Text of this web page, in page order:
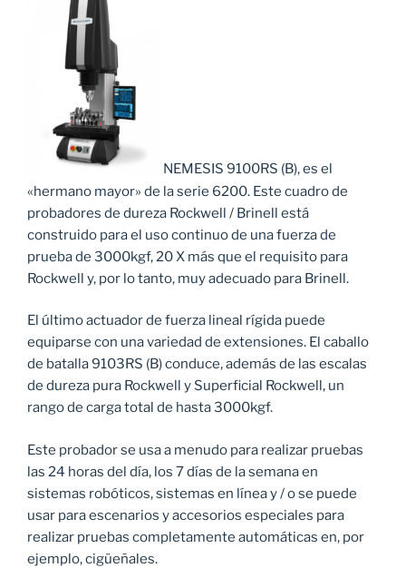
NEMESIS 9100RS (B), es el
«hermano mayor» de la serie 6200. Este cuadro de
probadores de dureza Rockwell / Brinell está
construido para el uso continuo de una fuerza de
prueba de 3000kgf, 20 X más que el requisito para
Rockwell y, por lo tanto, muy adecuado para Brinell.
El último actuador de fuerza lineal rígida puede
equiparse con una variedad de extensiones. El caballo
de batalla 9103RS (B) conduce, además de las escalas
de dureza pura Rockwell y Superficial Rockwell, un
rango de carga total de hasta 3000kgf.
Este probador se usa a menudo para realizar pruebas
las 24 horas del día, los 7 días de la semana en
sistemas robóticos, sistemas en línea y / o se puede
usar para escenarios y accesorios especiales para
realizar pruebas completamente automáticas en, por
ejemplo, cigüeñales.